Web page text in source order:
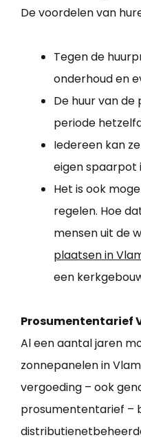
De voordelen van
Tegen de
onderhoud en
De huur van
periode
Iedereen kan
eigen spaarpot
Het is ook
regelen. Hoe
mensen uit de
plaatsen in
een
Prosumententarief
Al een aantal jaren
zonnepanelen in
vergoeding – ook
prosumententarief –